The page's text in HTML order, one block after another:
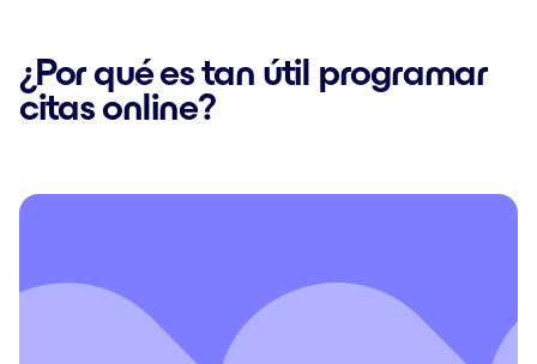
¿Por qué es tan útil programar
citas online?